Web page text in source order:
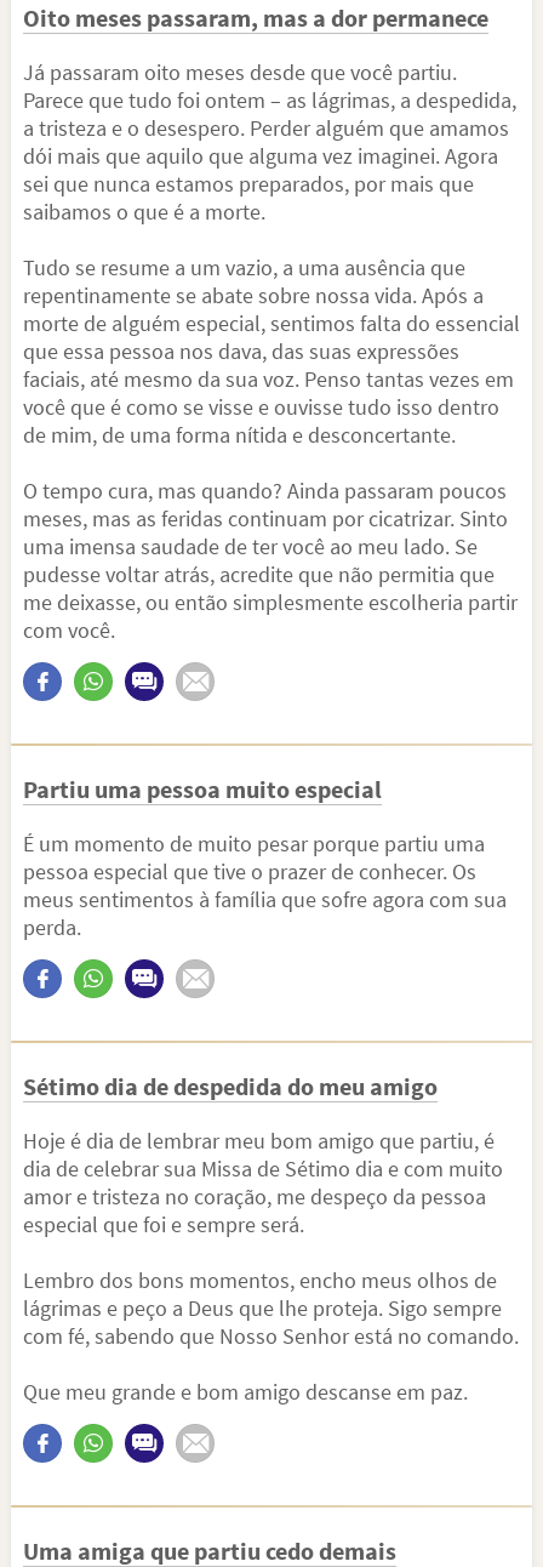
Oito meses passaram, mas a dor permanece
Já passaram oito meses desde que você partiu.
Parece que tudo foi ontem – as lágrimas, a despedida,
a tristeza e o desespero. Perder alguém que amamos
dói mais que aquilo que alguma vez imaginei. Agora
sei que nunca estamos preparados, por mais que
saibamos o que é a morte.
Tudo se resume a um vazio, a uma ausência que
repentinamente se abate sobre nossa vida. Após a
morte de alguém especial, sentimos falta do essencial
que essa pessoa nos dava, das suas expressões
faciais, até mesmo da sua voz. Penso tantas vezes em
você que é como se visse e ouvisse tudo isso dentro
de mim, de uma forma nítida e desconcertante.
O tempo cura, mas quando? Ainda passaram poucos
meses, mas as feridas continuam por cicatrizar. Sinto
uma imensa saudade de ter você ao meu lado. Se
pudesse voltar atrás, acredite que não permitia que
me deixasse, ou então simplesmente escolheria partir
com você.
Partiu uma pessoa muito especial
É um momento de muito pesar porque partiu uma
pessoa especial que tive o prazer de conhecer. Os
meus sentimentos à família que sofre agora com sua
perda.
Sétimo dia de despedida do meu amigo
Hoje é dia de lembrar meu bom amigo que partiu, é
dia de celebrar sua Missa de Sétimo dia e com muito
amor e tristeza no coração, me despeço da pessoa
especial que foi e sempre será.
Lembro dos bons momentos, encho meus olhos de
lágrimas e peço a Deus que lhe proteja. Sigo sempre
com fé, sabendo que Nosso Senhor está no comando.
Que meu grande e bom amigo descanse em paz.
Uma amiga que partiu cedo demais